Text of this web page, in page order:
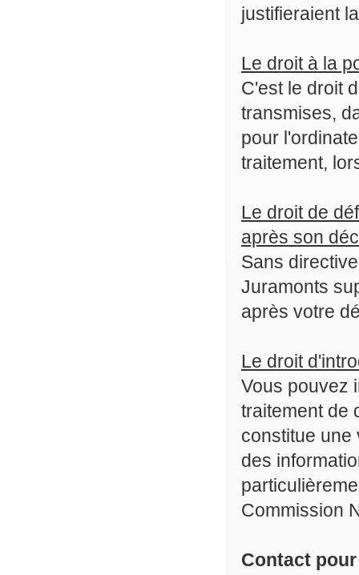
justifieraient
Le droit à la
C'est le droit
transmises,
pour
traitement,
Le droit de
après son
Sans
Juramonts
après votre
Le droit
Vous pouvez
traitement de
constitue une
des
Commission
Contact